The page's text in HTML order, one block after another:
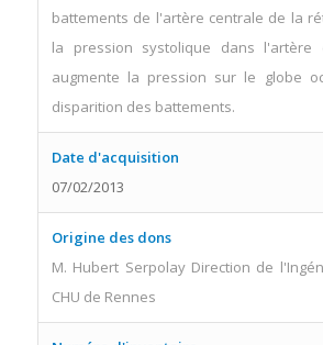
battements de l'artère centrale de la
la pression systolique dans
augmente la pression sur le globe
disparition des battements.
Date d'acquisition
07/02/2013
Origine des dons
M. Hubert Serpolay Direction de
CHU de Rennes